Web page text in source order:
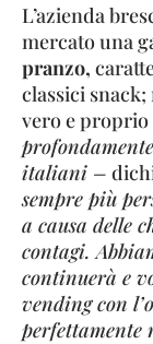
L’azienda
mercato una
pranzo,
classici
vero e proprio
italiani –
sempre più
a causa delle
contagi.
continuerà e
vending con
perfettamente